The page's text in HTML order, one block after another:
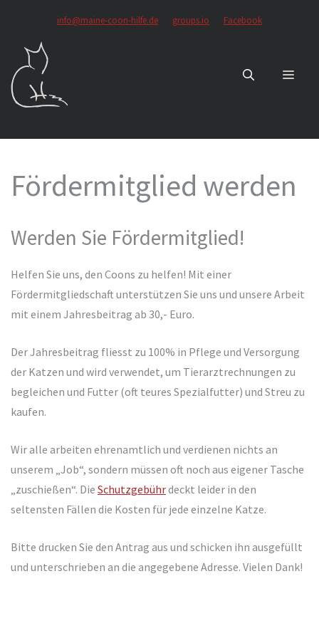
springen
info@maine-coon-hilfe.de groups.io Facebook
Fördermitglied werden
Werden Sie Fördermitglied!
Helfen Sie uns, den Coons zu helfen! Mit einer
Fördermitgliedschaft unterstützen Sie uns und unsere Arbeit
mit einem Jahresbeitrag ab 30,- Euro.
Der Jahresbeitrag fliesst zu 100% in Pflege und Versorgung
der Katzen und wird verwendet, um Tierarztrechnungen zu
begleichen und Futter (oft teures Spezialfutter) und Streu zu
kaufen.
Wir alle arbeiten ehrenamtlich und verdienen nichts an
unserem „Job“, sondern müssen oft noch aus eigener Tasche
„zuschießen“. Die Schutzgebührdeckt leider in den
seltensten Fällen die Kosten für jede einzelne Katze.
Bitte drucken Sie den Antrag aus und schicken ihn ausgefüllt
und unterschrieben an die angegebene Adresse. Vielen Dank!